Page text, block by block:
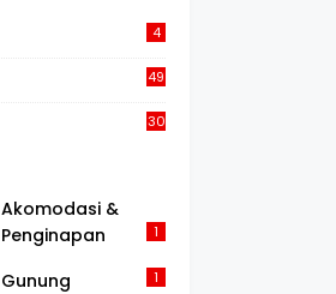
4
49
30
Akomodasi &
Penginapan
1
Gunung 1